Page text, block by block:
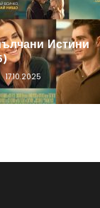
Истини
17.10.2025